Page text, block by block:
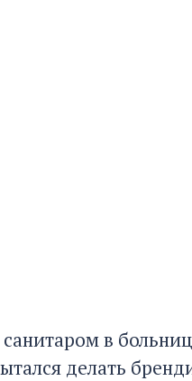
в
делать